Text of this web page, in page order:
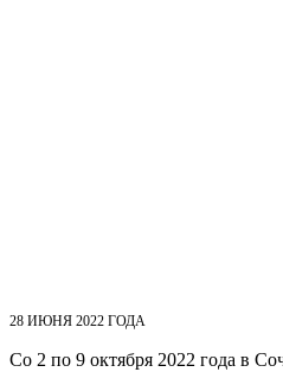
28 ИЮНЯ 2022 ГОДА
Со 2 по 9 октября 2022 года в